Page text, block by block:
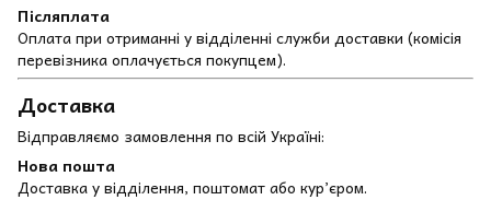
Післяплата
Оплата при отриманні у відділенні служби доставки (комісія
перевізника оплачується покупцем).
Доставка
Відправляємо замовлення по всій Україні:
Нова пошта
Доставка у відділення, поштомат або кур’єром.